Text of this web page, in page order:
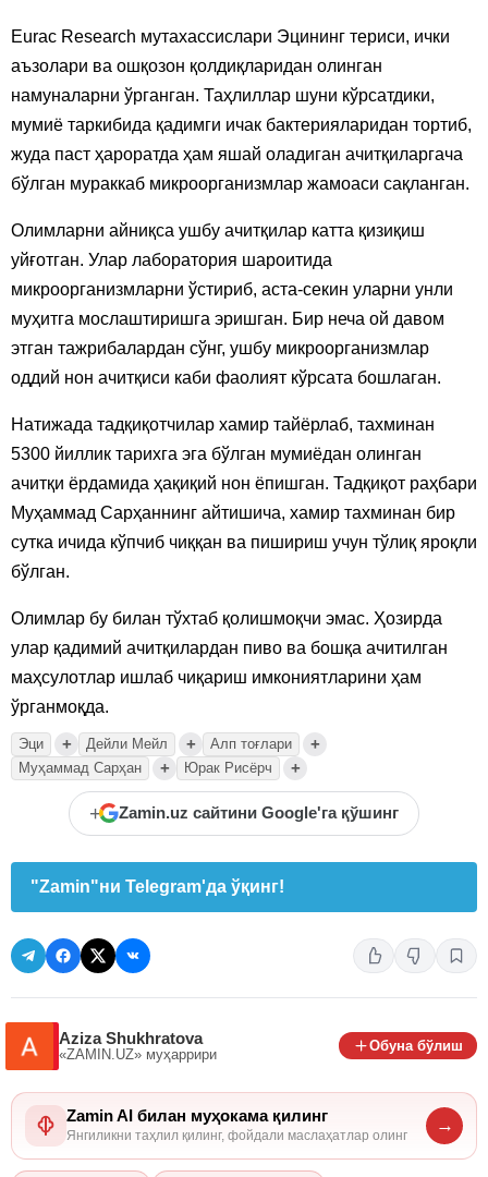
Eurac Research мутахассислари Эцининг териси, ички
аъзолари ва ошқозон қолдиқларидан олинган
намуналарни ўрганган. Таҳлиллар шуни кўрсатдики,
мумиё таркибида қадимги ичак бактерияларидан тортиб,
жуда паст ҳароратда ҳам яшай оладиган ачитқиларгача
бўлган мураккаб микроорганизмлар жамоаси сақланган.
Олимларни айниқса ушбу ачитқилар катта қизиқиш
уйғотган. Улар лаборатория шароитида
микроорганизмларни ўстириб, аста-секин уларни унли
муҳитга мослаштиришга эришган. Бир неча ой давом
этган тажрибалардан сўнг, ушбу микроорганизмлар
оддий нон ачитқиси каби фаолият кўрсата бошлаган.
Натижада тадқиқотчилар хамир тайёрлаб, тахминан
5300 йиллик тарихга эга бўлган мумиёдан олинган
ачитқи ёрдамида ҳақиқий нон ёпишган. Тадқиқот раҳбари
Муҳаммад Сарҳаннинг айтишича, хамир тахминан бир
сутка ичида кўпчиб чиққан ва пишириш учун тўлиқ яроқли
бўлган.
Олимлар бу билан тўхтаб қолишмоқчи эмас. Ҳозирда
улар қадимий ачитқилардан пиво ва бошқа ачитилган
маҳсулотлар ишлаб чиқариш имкониятларини ҳам
ўрганмоқда.
Эци + Дейли Мейл + Алп тоғлари +
Муҳаммад Сарҳан + Юрак Рисёрч +
+ Zamin.uz сайтини Google'га қўшинг
"Zamin"ни Telegram'да ўқинг!
Aziza Shukhratova
«ZAMIN.UZ» муҳаррири
Обуна бўлиш
Zamin AI билан муҳокама қилинг
Янгиликни таҳлил қилинг, фойдали маслаҳатлар олинг
→